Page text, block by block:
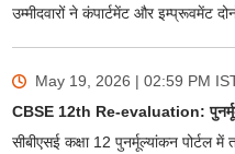
उम्मीदवारों ने कंपार्टमेंट और इम्प्रूवमेंट
May 19, 2026 | 02:59 PM
CBSE 12th Re-evaluation:
सीबीएसई कक्षा 12 पुनर्मूल्यांकन पोर्टल